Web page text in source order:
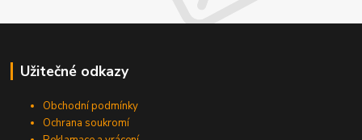
Užitečné odkazy
Obchodní podmínky
Ochrana soukromí